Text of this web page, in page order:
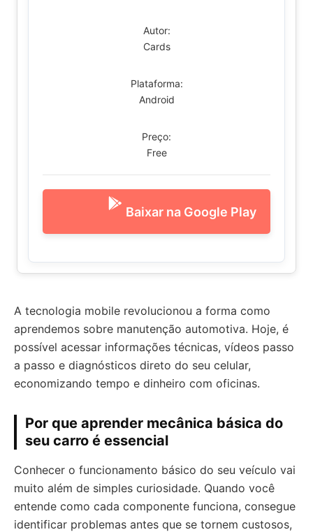
Autor:
Cards
Plataforma:
Android
Preço:
Free
Baixar na Google Play
A tecnologia mobile revolucionou a forma como
aprendemos sobre manutenção automotiva. Hoje, é
possível acessar informações técnicas, vídeos passo
a passo e diagnósticos direto do seu celular,
economizando tempo e dinheiro com oficinas.
Por que aprender mecânica básica do
seu carro é essencial
Conhecer o funcionamento básico do seu veículo vai
muito além de simples curiosidade. Quando você
entende como cada componente funciona, consegue
identificar problemas antes que se tornem custosos,